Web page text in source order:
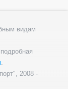
видам
2008 -